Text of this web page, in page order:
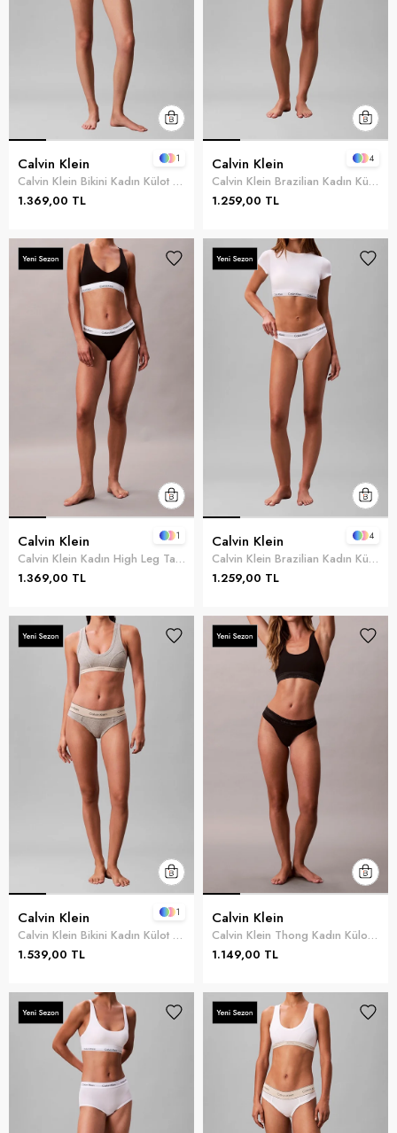
Calvin Klein
Calvin Klein Bikini Kadın Külot Siyah
1.369,00 TL
1 Calvin Klein
Calvin Klein Brazilian Kadın Külot Mavi
1.259,00 TL
4
Calvin Klein
Calvin Klein Kadın High Leg Tanga Külot Siyah
1.369,00 TL
1 Calvin Klein
Calvin Klein Brazilian Kadın Külot Beyaz
1.259,00 TL
4
Calvin Klein
Calvin Klein Bikini Kadın Külot Gri
1.539,00 TL
1 Calvin Klein
Calvin Klein Thong Kadın Külot Siyah
1.149,00 TL